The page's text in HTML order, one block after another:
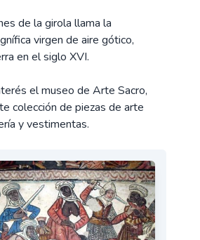
de la girola llama la
virgen de aire gótico,
en el siglo XVI.
el museo de Arte Sacro,
colección de piezas de arte
y vestimentas.